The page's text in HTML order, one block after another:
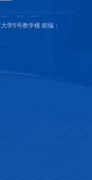
Xin Feng, Ying Li, Yu Li,
porous multichannel
energy storage,
via in situ
Chem. A, 2021, 9,
学5号教学楼 邮编：